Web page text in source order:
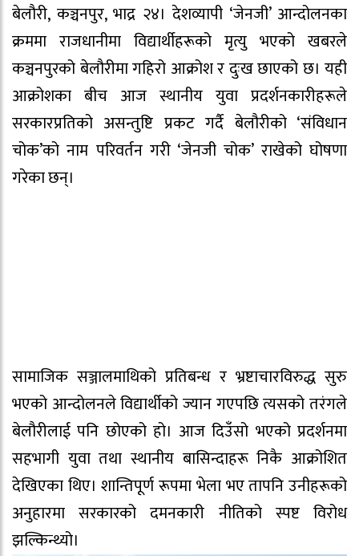
बेलौरी, कञ्चनपुर, भाद्र २४। देशव्यापी ‘जेनजी’ आन्दोलनका
क्रममा राजधानीमा विद्यार्थीहरूको मृत्यु भएको खबरले
कञ्चनपुरको बेलौरीमा गहिरो आक्रोश र दुःख छाएको छ। यही
आक्रोशका बीच आज स्थानीय युवा प्रदर्शनकारीहरूले
सरकारप्रतिको असन्तुष्टि प्रकट गर्दै बेलौरीको ‘संविधान
चोक’को नाम परिवर्तन गरी ‘जेनजी चोक’ राखेको घोषणा
गरेका छन्।
सामाजिक सञ्जालमाथिको प्रतिबन्ध र भ्रष्टाचारविरुद्ध सुरु
भएको आन्दोलनले विद्यार्थीको ज्यान गएपछि त्यसको तरंगले
बेलौरीलाई पनि छोएको हो। आज दिउँसो भएको प्रदर्शनमा
सहभागी युवा तथा स्थानीय बासिन्दाहरू निकै आक्रोशित
देखिएका थिए। शान्तिपूर्ण रूपमा भेला भए तापनि उनीहरूको
अनुहारमा सरकारको दमनकारी नीतिको स्पष्ट विरोध
झल्किन्थ्यो।